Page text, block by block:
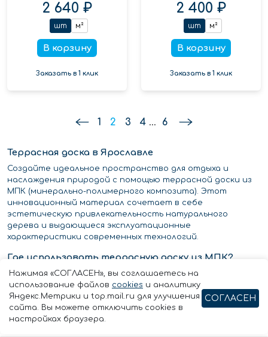
2 640 ₽
шт м²
В корзину
Заказать в 1 клик
2 400 ₽
шт м²
В корзину
Заказать в 1 клик
1 2 3 4 ... 6
Террасная доска в Ярославле
Создайте идеальное пространство для отдыха и
наслаждения природой с помощью террасной доски из
МПК (минерально-полимерного композита). Этот
инновационный материал сочетает в себе
эстетическую привлекательность натурального
дерева и выдающиеся эксплуатационные
характеристики современных технологий.
Где использовать террасную доску из МПК?
Открытые террасы
Зоны вокруг бассейнов
Ландшафтный дизайн
Беседки и веранды
Нажимая «СОГЛАСЕН», вы соглашаетесь на
использование файлов cookies и аналитику
Яндекс.Метрики и top.mail.ru для улучшения
сайта. Вы можете отключить cookies в
настройках браузера.
СОГЛАСЕН